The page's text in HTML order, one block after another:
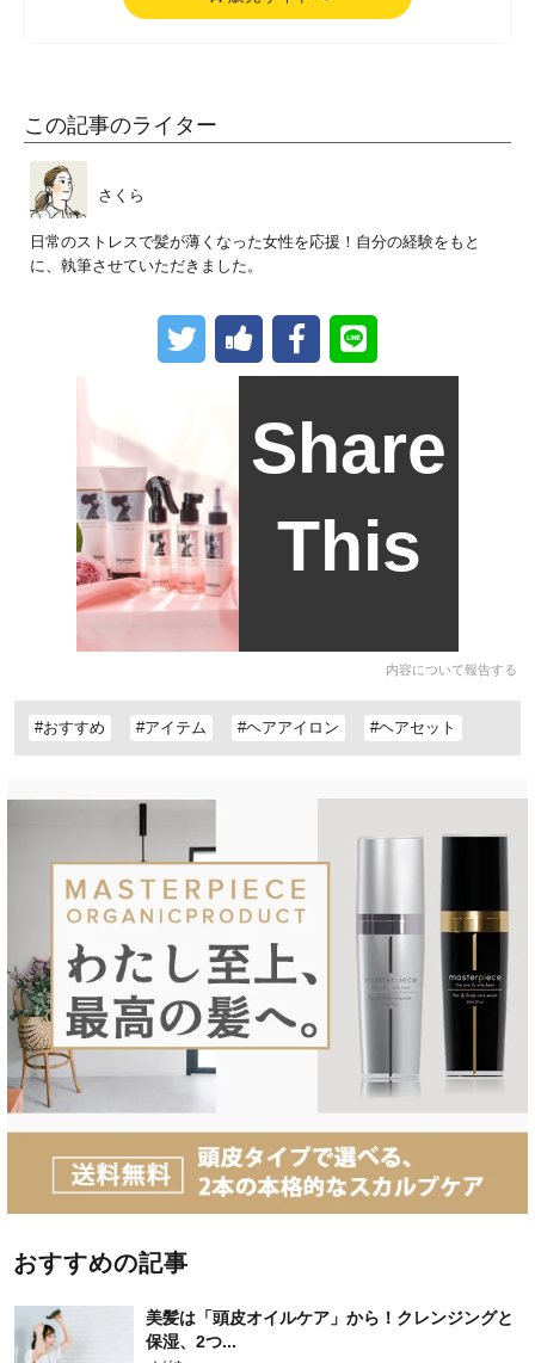
この記事のライター
さくら
日常のストレスで髪が薄くなった女性を応援！自分の経験をもと
に、執筆させていただきました。
Share
This
内容について報告する
#おすすめ #アイテム #ヘアアイロン #ヘアセット
おすすめの記事
美髪は「頭皮オイルケア」から！クレンジングと
保湿、2つ...